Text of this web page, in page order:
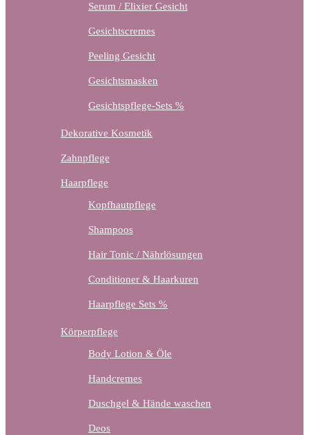
Serum / Elixier Gesicht
Gesichtscremes
Peeling Gesicht
Gesichtsmasken
Gesichtspflege-Sets %
Dekorative Kosmetik
Zahnpflege
Haarpflege
Kopfhautpflege
Shampoos
Hair Tonic / Nährlösungen
Conditioner & Haarkuren
Haarpflege Sets %
Körperpflege
Body Lotion & Öle
Handcremes
Duschgel & Hände waschen
Deos